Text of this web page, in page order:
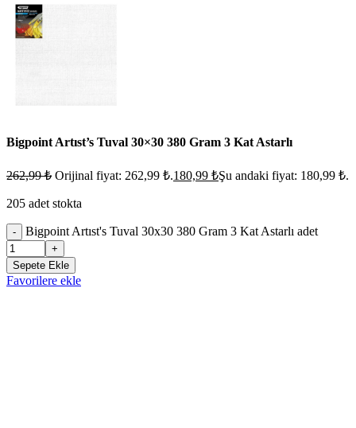
Bigpoint Artıst’s Tuval 30×30 380 Gram 3 Kat Astarlı
262,99₺ Orijinal fiyat: 262,99 ₺.180,99 ₺Şu andaki fiyat: 180,99 ₺.
205 adet stokta
- Bigpoint Artıst's Tuval 30x30 380 Gram 3 Kat Astarlı adet
+
Sepete Ekle
Favorilere ekle